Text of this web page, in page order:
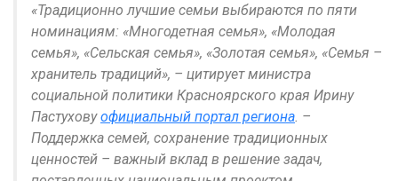
«Традиционно лучшие семьи выбираются по пяти
номинациям: «Многодетная семья», «Молодая
семья», «Сельская семья», «Золотая семья», «Семья –
хранитель традиций», – цитирует министра
социальной политики Красноярского края Ирину
Пастуховуофициальный портал региона . –
Поддержка семей, сохранение традиционных
ценностей – важный вклад в решение задач,